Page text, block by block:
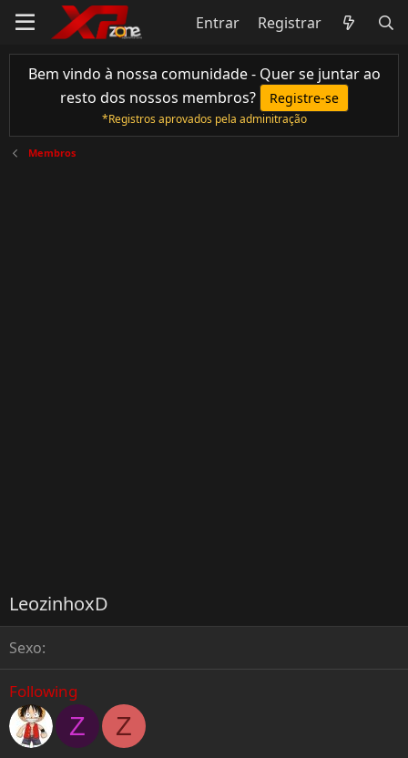
Entrar Registrar
Bem vindo à nossa comunidade - Quer se juntar ao
resto dos nossos membros?
Registre-se
*Registros aprovados pela adminitração
Membros
LeozinhoxD
Sexo
Following
Z Z